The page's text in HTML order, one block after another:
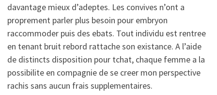
davantage mieux d’adeptes. Les convives n’ont a
proprement parler plus besoin pour embryon
raccommoder puis des ebats. Tout individu est rentree
en tenant bruit rebord rattache son existance. A l’aide
de distincts disposition pour tchat, chaque femme a la
possibilite en compagnie de se creer mon perspective
rachis sans aucun frais supplementaires.